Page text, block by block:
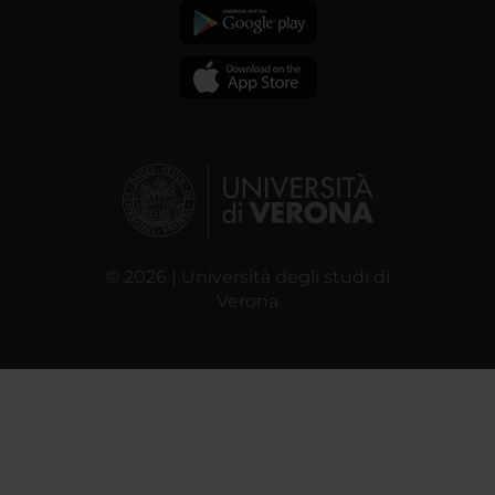
© 2026 | Università degli studi di
Verona